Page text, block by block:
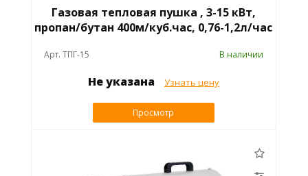
Газовая тепловая пушка , 3-15 кВт,
пропан/бутан 400м/куб.час, 0,76-1,2л/час
Арт. ТПГ-15 В наличии
Не указана Узнать цену
Просмотр